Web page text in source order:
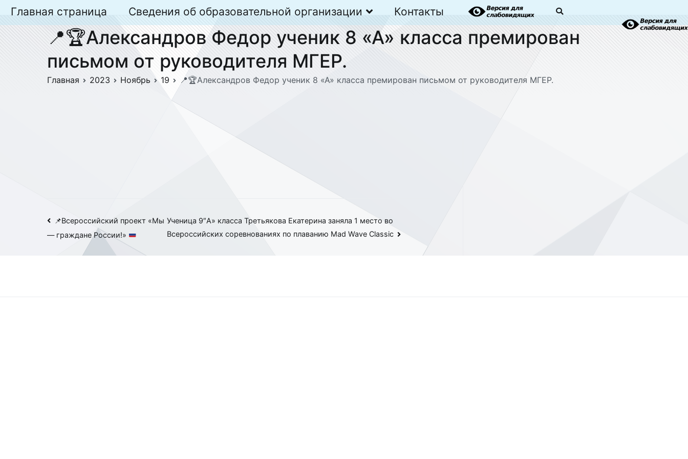
Перейти
содержимому
Главная страница Сведения об образовательной организации Контакты
📍🏆Александров Федор ученик 8 «А» класса премирован
письмом от руководителя МГЕР.
Главная 2023 Ноябрь 19 📍🏆Александров Федор ученик 8 «А» класса премирован письмом от руководителя МГЕР.
Навигация
по
📌Всероссийский проект «Мы
— граждане России!»
Ученица 9″А» класса Третьякова Екатерина заняла 1 место во
Всероссийских соревнованиях по плаванию Mad Wave Classic